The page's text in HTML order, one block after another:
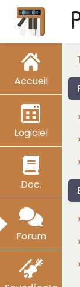
Accueil
Logiciel
Doc.
Forum